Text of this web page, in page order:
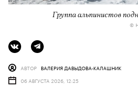
Группа альпинистов
©
АВТОР ВАЛЕРИЯ ДАВЫДОВА-КАЛАШНИК
06 АВГУСТА 2026, 12:25